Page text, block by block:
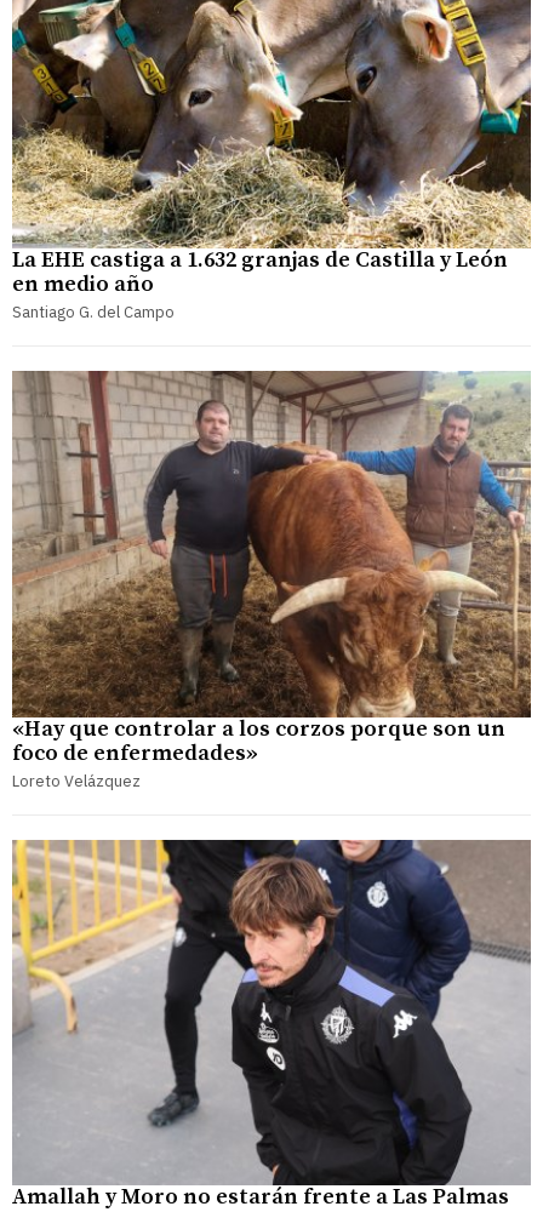
La EHE castiga a 1.632 granjas de Castilla y León
en medio año
Santiago G. del Campo
«Hay que controlar a los corzos porque son un
foco de enfermedades»
Loreto Velázquez
Amallah y Moro no estarán frente a Las Palmas